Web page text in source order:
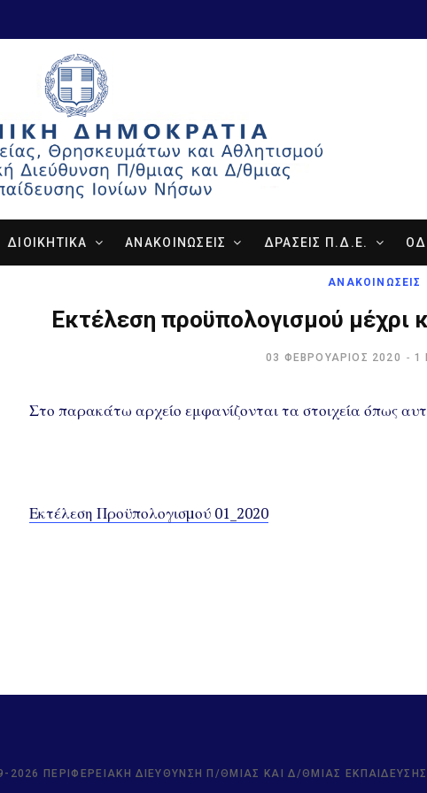
ΔΙΟΙΚΗΤΙΚΑ ΑΝΑΚΟΙΝΩΣΕΙΣ ΔΡΑΣΕΙΣ Π.Δ.Ε.
ΑΝΑΚΟΙΝΩΣΕΙΣ
Εκτέλεση προϋπολογισμού μέχρι
03 ΦΕΒΡΟΥΆΡΙΟΣ 2020 1
Στο παρακάτω αρχείο εμφανίζονται τα στοιχεία όπως
Εκτέλεση Προϋπολογισµού 01_2020
2026 ΠΕΡΙΦΕΡΕΙΑΚΉ ΔΙΕΎΘΥΝΣΗ Π/ΘΜΙΑΣ ΚΑΙ Δ/ΘΜΙΑΣ